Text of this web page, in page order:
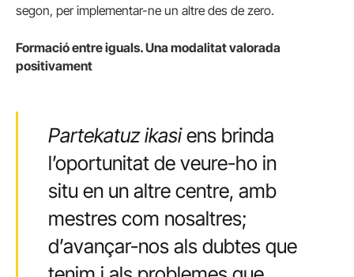
segon, per implementar-ne un altre des de zero.
Formació entre iguals. Una modalitat valorada
positivament
Partekatuz ikasiens brinda
l’oportunitat de veure-ho in
situ en un altre centre, amb
mestres com nosaltres;
d’avançar-nos als dubtes que